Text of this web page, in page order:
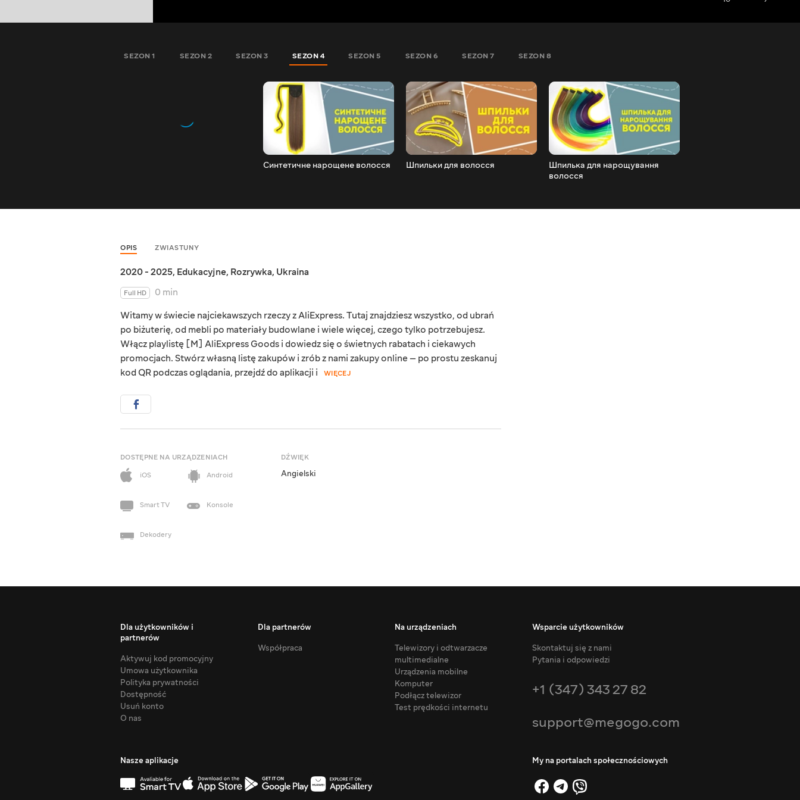
SEZON 1 SEZON 2 SEZON 3 SEZON 4 SEZON 5 SEZON 6 SEZON 7 SEZON 8
Синтетичне нарощене волосся Шпильки для волосся
Шпилька для нарощування
волосся
OPIS ZWIASTUNY
2020 - 2025, Edukacyjne, Rozrywka, Ukraina
Full HD
0 min
Witamy w świecie najciekawszych rzeczy z AliExpress. Tutaj znajdziesz wszystko, od ubrań
po biżuterię, od mebli po materiały budowlane i wiele więcej, czego tylko potrzebujesz.
Włącz playlistę [M] AliExpress Goods i dowiedz się o świetnych rabatach i ciekawych
promocjach. Stwórz własną listę zakupów i zrób z nami zakupy online — po prostu zeskanuj
kod QR podczas oglądania, przejdź do aplikacji i
WIĘCEJ
DOSTĘPNE NA URZĄDZENIACH
iOS
Android
Smart TV Konsole
Dekodery
DŹWIĘK
Angielski
Dla użytkowników i
partnerów
Aktywuj kod promocyjny
Umowa użytkownika
Polityka prywatności
Dostępność
Usuń konto
O nas
Dla partnerów
Współpraca
Na urządzeniach
Telewizory i odtwarzacze
multimedialne
Urządzenia mobilne
Komputer
Podłącz telewizor
Test prędkości internetu
Wsparcie użytkowników
Skontaktuj się z nami
Pytania i odpowiedzi
+1 (347) 343 27 82
support@megogo.com
Nasze aplikacje My na portalach społecznościowych